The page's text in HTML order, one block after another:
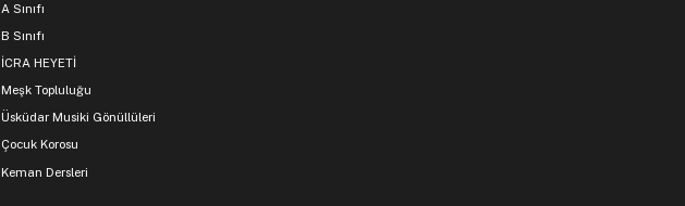
A Sınıfı
B Sınıfı
İCRA HEYETİ
Meşk Topluluğu
Üsküdar Musiki Gönüllüleri
Çocuk Korosu
Keman Dersleri